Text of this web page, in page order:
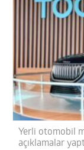
Yerli otomobil
açıklamalar